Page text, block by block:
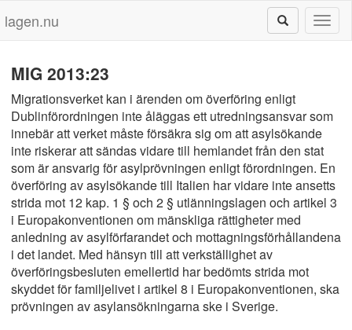
lagen.nu
MIG 2013:23
Migrationsverket kan i ärenden om överföring enligt
Dublinförordningen inte åläggas ett utredningsansvar som
innebär att verket måste försäkra sig om att asylsökande
inte riskerar att sändas vidare till hemlandet från den stat
som är ansvarig för asylprövningen enligt förordningen. En
överföring av asylsökande till Italien har vidare inte ansetts
strida mot 12 kap. 1 § och 2 § utlänningslagen och artikel 3
i Europakonventionen om mänskliga rättigheter med
anledning av asylförfarandet och mottagningsförhållandena
i det landet. Med hänsyn till att verkställighet av
överföringsbesluten emellertid har bedömts strida mot
skyddet för familjelivet i artikel 8 i Europakonventionen, ska
prövningen av asylansökningarna ske i Sverige.